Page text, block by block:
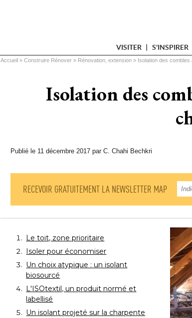
VISITER S'INSPIRER
Vous êtes ici
Accueil » Construire Rénover » Rénovation, extension » Isolation des
Isolation des
Publié le 11 décembre 2017 par C. Chahi Bechkri
RECEVOIR GRATUITEMENT LA NEWSLETTER MAP
Le toit, zone prioritaire
Isoler pour économiser
Un choix atypique : un isolant
biosourcé
L'ISOtextil, un produit normé et
labellisé
Un isolant projeté sur la charpente